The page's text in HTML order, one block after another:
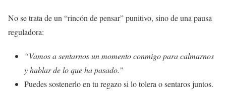
No se trata de un “rincón de pensar” punitivo, sino de una pausa
reguladora:
“Vamos a sentarnos un momento conmigo para calmarnos
y hablar de lo que ha pasado.”
Puedes sostenerlo en tu regazo si lo tolera o sentaros juntos.